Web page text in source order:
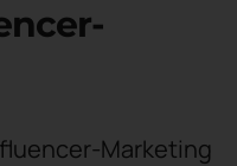
Marketing